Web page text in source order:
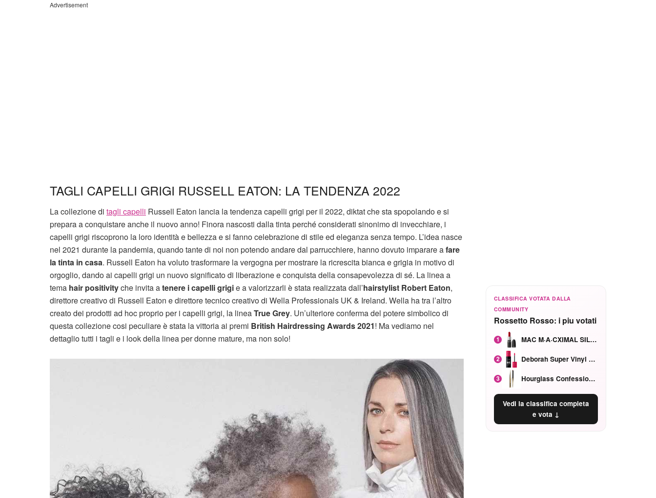
Advertisement
TAGLI CAPELLI GRIGI RUSSELL EATON: LA TENDENZA 2022
La collezione di tagli capelli Russell Eaton lancia la tendenza capelli grigi per il 2022, diktat che sta spopolando e si
prepara a conquistare anche il nuovo anno! Finora nascosti dalla tinta perché considerati sinonimo di invecchiare, i
capelli grigi riscoprono la loro identità e bellezza e si fanno celebrazione di stile ed eleganza senza tempo. L’idea nasce
nel 2021 durante la pandemia, quando tante di noi non potendo andare dal parrucchiere, hanno dovuto imparare afare
la tinta in casa. Russell Eaton ha voluto trasformare la vergogna per mostrare la ricrescita bianca e grigia in motivo di
orgoglio, dando ai capelli grigi un nuovo significato di liberazione e conquista della consapevolezza di sé. La linea a
tema hair positivityche invita atenere i capelli grigie a valorizzarli è stata realizzata dall’hairstylist Robert Eaton,
direttore creativo di Russell Eaton e direttore tecnico creativo di Wella Professionals UK & Ireland. Wella ha tra l’altro
creato dei prodotti ad hoc proprio per i capelli grigi, la lineaTrue Grey. Un’ulteriore conferma del potere simbolico di
questa collezione cosi peculiare è stata la vittoria ai premi British Hairdressing Awards 2021! Ma vediamo nel
dettaglio tutti i tagli e i look della linea per donne mature, ma non solo!
CLASSIFICA VOTATA DALLA
COMMUNITY
Rossetto Rosso: i piu votati
1 MAC M·A·CXIMAL SILKY MATTE Red Rock mat
2 Deborah Super Vinyl Shake Rosa Ciliegia
3 Hourglass Confession Ricaricabile Ultra Preciso Ad Alta Intensità Secretly Classic Red
Vedi la classifica completa
e vota ↓